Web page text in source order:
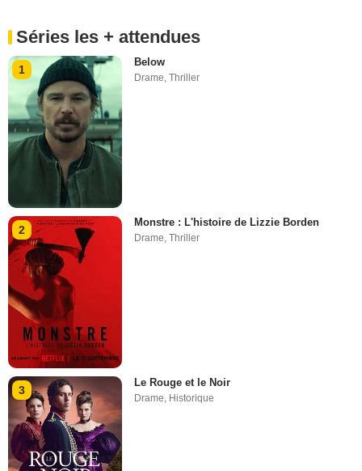
Séries les + attendues
1
Below
Drame ,Thriller
2
Monstre : L'histoire de Lizzie Borden
Drame,Thriller
3
Le Rouge et le Noir
Drame, Historique